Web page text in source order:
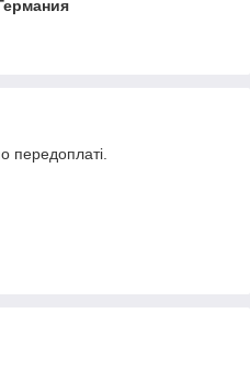
передоплаті.